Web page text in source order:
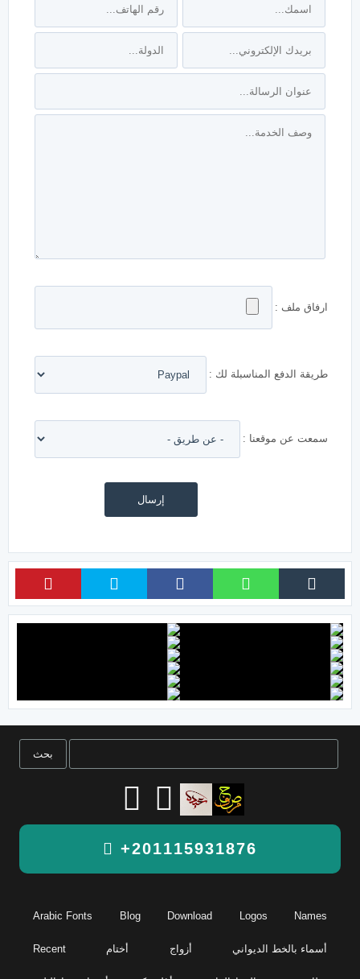
ارفاق ملف :
طريقة الدفع المناسبلة لك :
سمعت عن موقعنا :
+201115931876
Arabic Fonts Blog Download Logos Names
Recent أختام أزواج أسماء بالخط الديواني